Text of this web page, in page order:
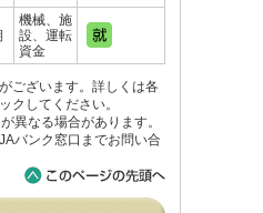
機械、施
設、運転
資金
ございます。詳しくは各
クしてください。
異なる場合があります。
バンク窓口までお問い合